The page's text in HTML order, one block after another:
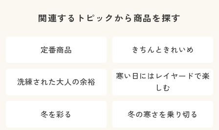
い・人気商
対策)
関連するトピックから商品を探す
定番商品 きちんときれいめ
洗練された大人の余裕
寒い日にはレイヤードで楽
しむ
冬を彩る 冬の寒さを乗り切る